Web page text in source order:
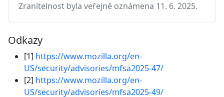
Zranitelnost byla veřejně oznámena 11. 6. 2025.
Odkazy
[1] https://www.mozilla.org/en-
US/security/advisories/mfsa2025-47/
[2] https://www.mozilla.org/en-
US/security/advisories/mfsa2025-49/